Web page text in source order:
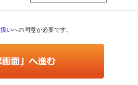
いへの同意が必要です。